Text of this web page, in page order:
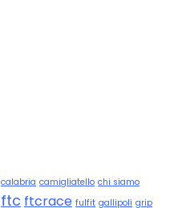
calabria camigliatello chi siamo
ftc ftcrace fulfit gallipoli grip